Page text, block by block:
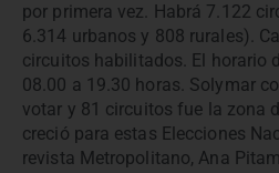
por primera vez. Habrá 7.122
6.314 urbanos y 808 rurales).
circuitos habilitados. El horario
08.00 a 19.30 horas. Solymar
votar y 81 circuitos fue la zona
creció para estas Elecciones
revista Metropolitano, Ana